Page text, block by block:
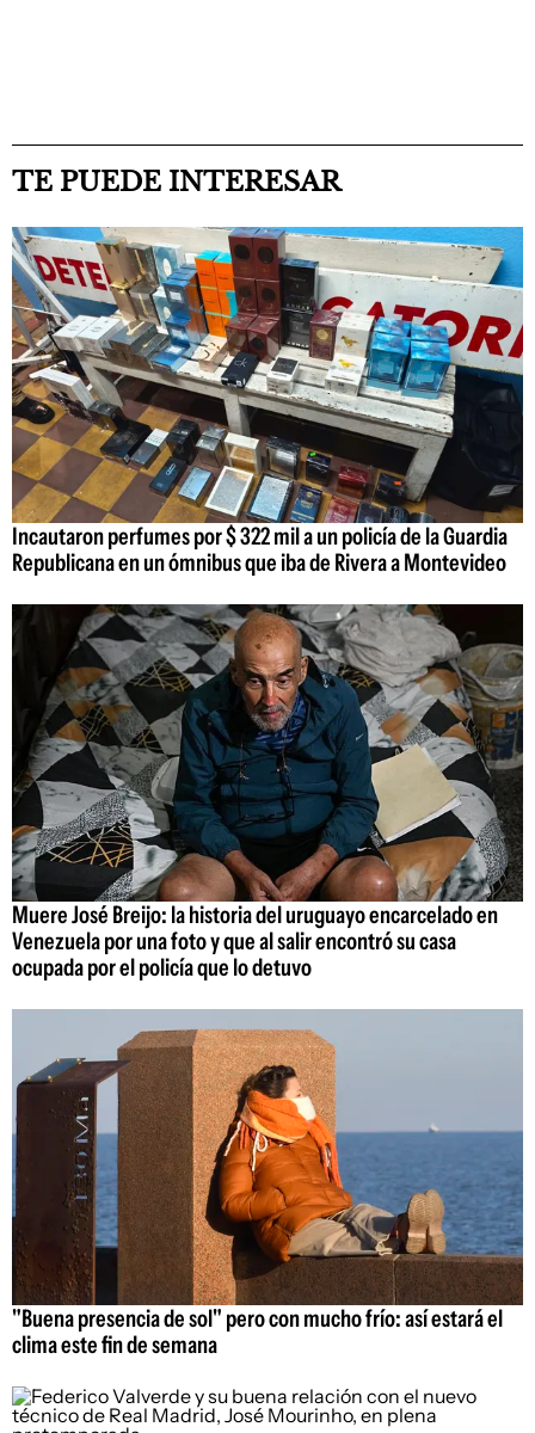
TE PUEDE INTERESAR
Incautaron perfumes por $ 322 mil a un policía de la Guardia
Republicana en un ómnibus que iba de Rivera a Montevideo
Muere José Breijo: la historia del uruguayo encarcelado en
Venezuela por una foto y que al salir encontró su casa
ocupada por el policía que lo detuvo
"Buena presencia de sol" pero con mucho frío: así estará el
clima este fin de semana